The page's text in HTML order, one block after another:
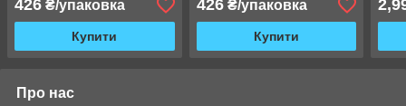
426 ₴/упаковка
Купити
426₴/упаковка
Купити
Про нас